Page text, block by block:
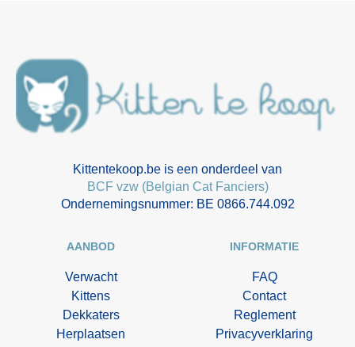
Kittentekoop.be is een onderdeel van
BCF vzw (Belgian Cat Fanciers)
Ondernemingsnummer: BE 0866.744.092
AANBOD
Verwacht
Kittens
Dekkaters
Herplaatsen
INFORMATIE
FAQ
Contact
Reglement
Privacyverklaring